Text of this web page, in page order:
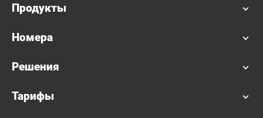
Продукты
Номера
Решения
Тарифы